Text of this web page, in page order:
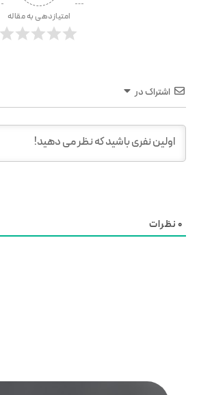
امتیازدهی به مقاله
اشتراک در
0نظرات